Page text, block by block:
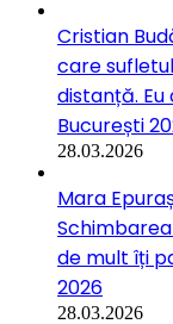
Cristian
care
distanță.
București
28.03.2026
Mara
de mult îți
2026
28.03.2026